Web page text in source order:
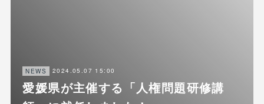
NEWS 2024.05.07 15:00
愛媛県が主催する「人権問題研修講